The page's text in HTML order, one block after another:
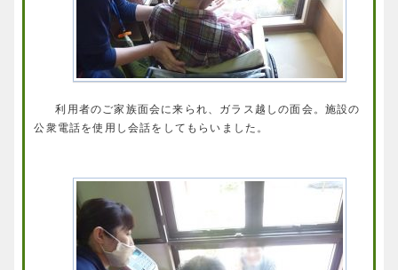
利用者のご家族面会に来られ、ガラス越しの面会。施設の
公衆電話を使用し会話をしてもらいました。